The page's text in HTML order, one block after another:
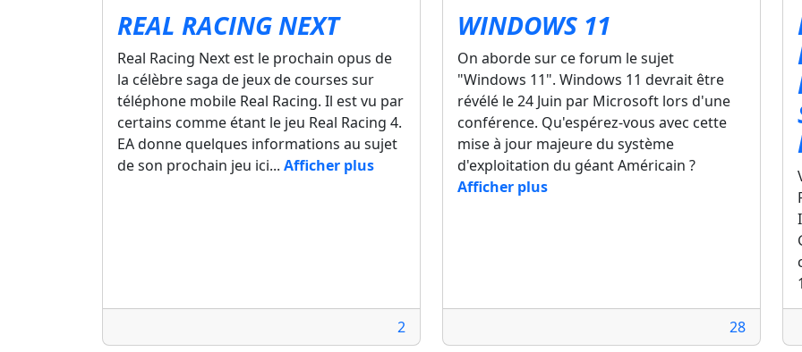
REAL RACING NEXT
Real Racing Next est le prochain opus de
la célèbre saga de jeux de courses sur
téléphone mobile Real Racing. Il est vu par
certains comme étant le jeu Real Racing 4.
EA donne quelques informations au sujet
de son prochain jeu ici... Afficher plus
2
WINDOWS 11
On aborde sur ce forum le sujet
"Windows 11". Windows 11 devrait être
révélé le 24 Juin par Microsoft lors d'une
conférence. Qu'espérez-vous avec cette
mise à jour majeure du système
d'exploitation du géant Américain ?
Afficher plus
28